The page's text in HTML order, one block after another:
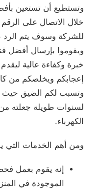
وتستطيع أن تستعين
خلال الاتصال على
للشركة وسوف يتم
ويقوموا بإرسال أفضل
خبرة وكفاءة عالية
إعجابكم ويخلصكم من
وتسبب لكم الضيق حيث
لسنوات طويلة جعلته
الكهرباء.
ومن أهم الخدمات التي
إنه يقوم بعمل
الموجودة في